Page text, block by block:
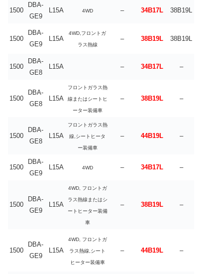
1500
DBA-
GE9
L15A 4WD – 34B17L 38B19L
1500
DBA-
GE9
L15A
4WD,フロントガ
ラス熱線
– 38B19L 38B19L
1500
DBA-
GE8
L15A – 34B17L –
1500
DBA-
GE8
L15A
フロントガラス熱
線またはシートヒ
ーター装備車
– 38B19L –
1500
DBA-
GE8
L15A
フロントガラス熱
線,シートヒータ
ー装備車
– 44B19L –
1500
DBA-
GE9
L15A 4WD – 34B17L –
1500
DBA-
GE9
L15A
4WD, フロントガ
ラス熱線またはシ
ートヒーター装備
車
– 38B19L –
1500
DBA-
GE9
L15A
4WD, フロントガ
ラス熱線,シート
ヒーター装備車
– 44B19L –